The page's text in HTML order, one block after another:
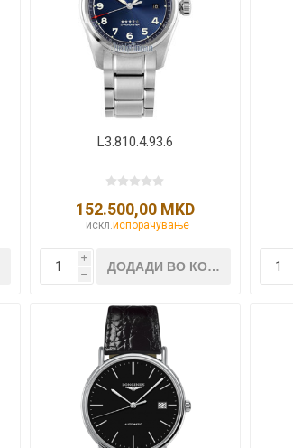
L3.810.4.93.6
152.500,00 MKD
искл.испорачување
i
h